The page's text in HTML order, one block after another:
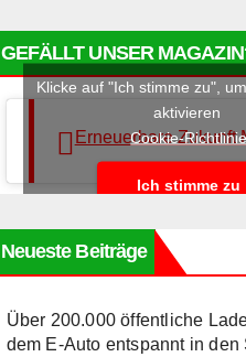
GEFÄLLT UNSER
Erneuerbare Zukunft
Klicke auf "Ich stimme zu",
aktivieren
Cookie-
Ich stimme zu
Neueste Beiträge
Über 200.000 öffentliche
dem E-Auto entspannt in den